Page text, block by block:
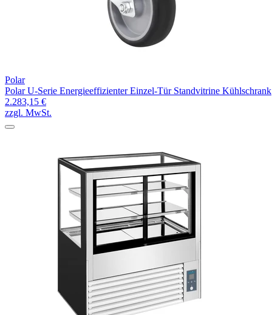
Polar
Polar U-Serie Energieeffizienter Einzel-Tür Standvitrine Kühlschrank
2.283,15 €
zzgl. MwSt.